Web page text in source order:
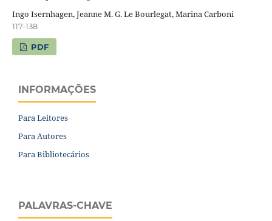
Ingo Isernhagen, Jeanne M. G. Le Bourlegat, Marina Carboni
117-138
PDF
INFORMAÇÕES
Para Leitores
Para Autores
Para Bibliotecários
PALAVRAS-CHAVE